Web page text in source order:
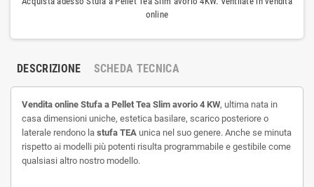
online
DESCRIZIONE SCHEDA TECNICA
Vendita online Stufa a Pellet Tea Slim avorio 4 KW, ultima nata in
casa dimensioni uniche, estetica basilare, scarico posteriore o
laterale rendono la stufa TEA unica nel suo genere. Anche se minuta
rispetto ai modelli più potenti risulta programmabile e gestibile come
qualsiasi altro nostro modello.